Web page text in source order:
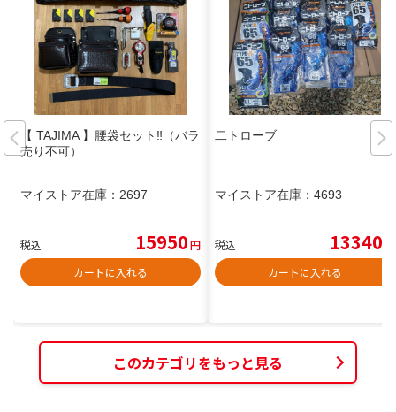
【 TAJIMA 】腰袋セット‼️（バラ
売り不可）
マイストア在庫： 2697
税込 15950円
カートに入れる
二トローブ
マイストア在庫： 4693
税込 13340
カートに入れる
このカテゴリをもっと見る